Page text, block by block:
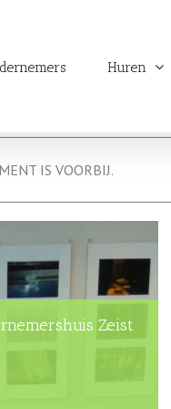
Huren
IS VOORBIJ.
Zeist